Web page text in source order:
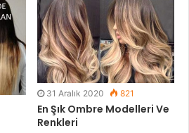
31 Aralık 2020 821
En Şık Ombre Modelleri Ve
Renkleri